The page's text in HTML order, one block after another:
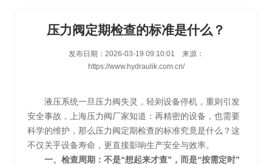
压力阀定期检查的标准是什么？
发布日期： 2026-03-19 09:10:01
来源：
https://www.hydraulik.com.cn/
液压系统一旦压力阀失灵，轻则设备停机，重则引发
安全事故，上海压力阀厂家知道：再精密的设备，也需要
科学的维护，那么压力阀定期检查的标准究竟是什么？这
不仅关乎设备寿命，更直接影响生产安全与效率。
一、检查周期：不是“想起来才查”，而是“按需定时”